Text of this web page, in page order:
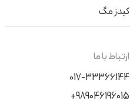
کیدز مگ
ارتباط با ما
017-33366144
+989046196015